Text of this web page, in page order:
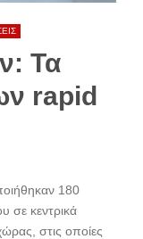
Τα
rapid
180
σε κεντρικά
στις οποίες